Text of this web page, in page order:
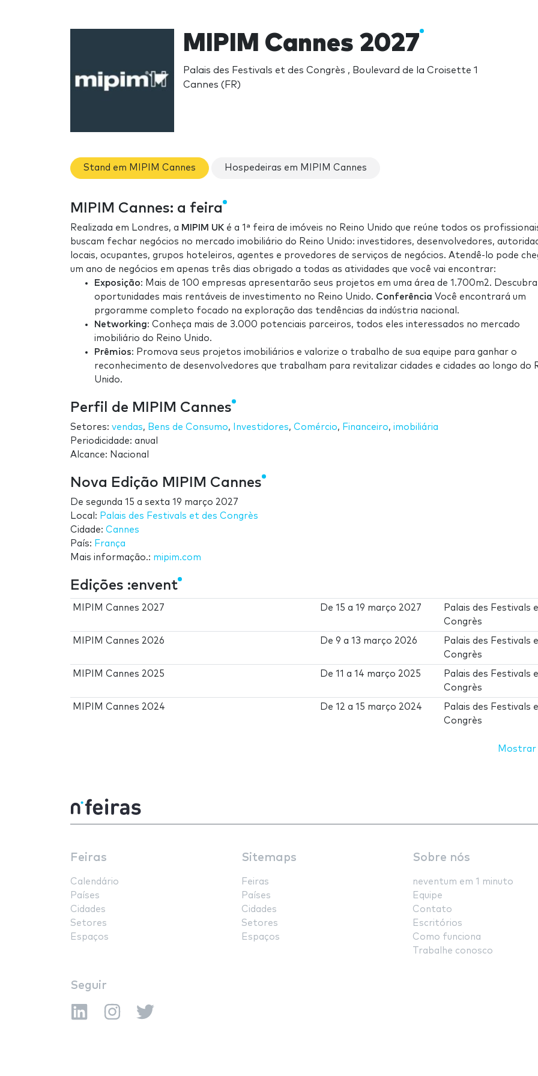
MIPIM Cannes 2027
Palais des Festivals et des Congrès , Boulevard de la Croisette 1
Cannes (FR)
Stand em MIPIM Cannes Hospedeiras em MIPIM Cannes
MIPIM Cannes: a feira
Realizada em Londres, a MIPIM UK é a 1ª feira de imóveis no Reino Unido que reúne todos os
buscam fechar negócios no mercado imobiliário do Reino Unido: investidores, desenvolvedores,
locais, ocupantes, grupos hoteleiros, agentes e provedores de serviços de negócios. Atendê-lo pode
um ano de negócios em apenas três dias obrigado a todas as atividades que você vai encontrar:
Exposição: Mais de 100 empresas apresentarão seus projetos em uma área de 1.700m2. Descubra
oportunidades mais rentáveis de investimento no Reino Unido. Conferência Você encontrará um
prgoramme completo focado na exploração das tendências da indústria nacional.
Networking: Conheça mais de 3.000 potenciais parceiros, todos eles interessados no mercado
imobiliário do Reino Unido.
Prêmios: Promova seus projetos imobiliários e valorize o trabalho de sua equipe para ganhar o
reconhecimento de desenvolvedores que trabalham para revitalizar cidades e cidades ao longo do
Unido.
Perfil de MIPIM Cannes
Setores: vendas, Bens de Consumo, Investidores, Comércio, Financeiro, imobiliária
Periodicidade: anual
Alcance: Nacional
Nova Edição MIPIM Cannes
De segunda 15 a sexta 19 março 2027
Local: Palais des Festivals et des Congrès
Cidade: Cannes
País: França
Mais informação.: mipim.com
Edições :envent
MIPIM Cannes 2027 De15 a19 março 2027
Palais des Festivals
Congrès
MIPIM Cannes 2026 De9 a13 março 2026
Palais des Festivals
Congrès
MIPIM Cannes 2025 De11 a14 março 2025
Palais des Festivals
Congrès
MIPIM Cannes 2024 De12 a15 março 2024
Palais des Festivals
Congrès
Mostrar
Feiras
Calendário
Países
Cidades
Setores
Espaços
Sitemaps
Feiras
Países
Cidades
Setores
Espaços
Sobre nós
neventum em 1 minuto
Equipe
Contato
Escritórios
Como funciona
Trabalhe conosco
Seguir